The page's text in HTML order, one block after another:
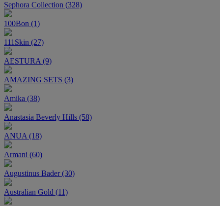
Sephora Collection (328)
100Bon (1)
111Skin (27)
AESTURA (9)
AMAZING SETS (3)
Amika (38)
Anastasia Beverly Hills (58)
ANUA (18)
Armani (60)
Augustinus Bader (30)
Australian Gold (11)